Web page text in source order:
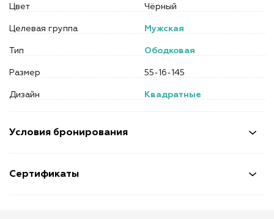
Условия бронирования
Сертификаты
Цвет Чёрный
Целевая группа Мужская
Тип Ободковая
Размер 55-16-145
Дизайн Квадратные